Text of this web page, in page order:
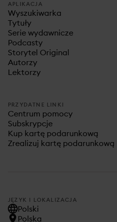
APLIKACJA
Wyszukiwarka
Tytuły
Serie wydawnicze
Podcasty
Storytel Original
Autorzy
Lektorzy
PRZYDATNE LINKI
Centrum pomocy
Subskrypcje
Kup kartę podarunkową
Zrealizuj kartę podarunkową
JĘZYK I LOKALIZACJA
Polski
Polska